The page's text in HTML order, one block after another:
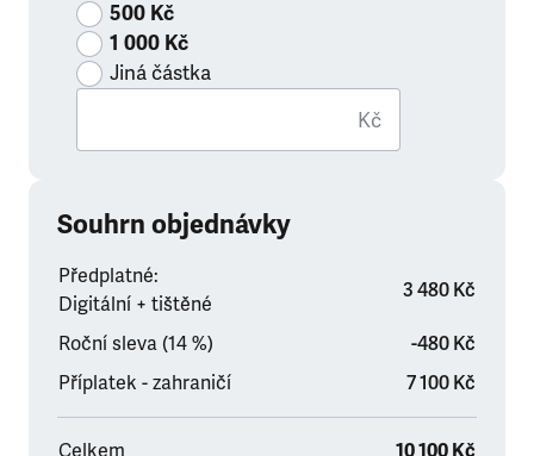
500 Kč
1 000 Kč
Jiná částka
Kč
Souhrn objednávky
Předplatné:
Digitální + tištěné
3 480 Kč
Roční sleva (14 %)
-480 Kč
Příplatek - zahraničí
7 100 Kč
Celkem 10 100 Kč